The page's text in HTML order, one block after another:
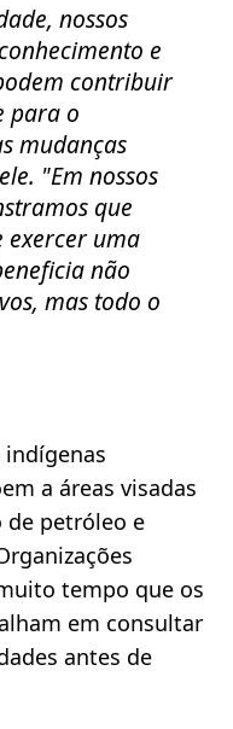
nossos
e
contribuir
para o
mudanças
"Em nossos
que
exercer uma
não
mas todo o
indígenas
a áreas visadas
de petróleo e
tempo que os
em consultar
antes de